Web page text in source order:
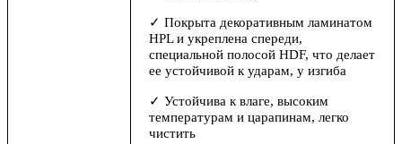
✓ Покрыта декоративным ламинатом
HPL и укреплена спереди,
специальной полосой HDF, что делает
ее устойчивой к ударам, у изгиба
✓ Устойчива к влаге, высоким
температурам и царапинам, легко
чистить